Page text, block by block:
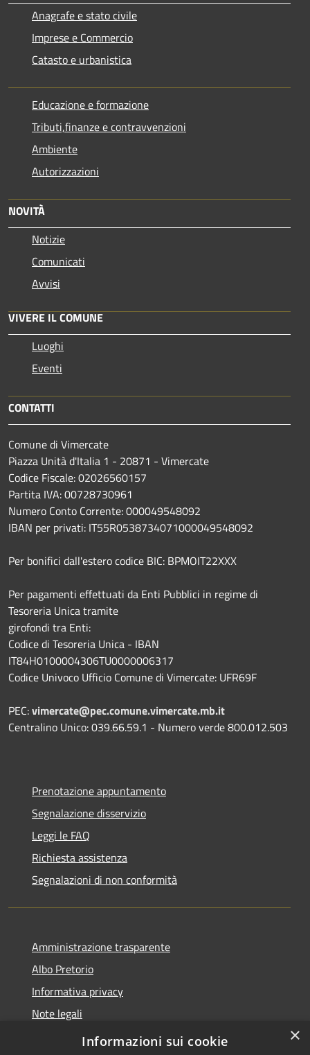
Anagrafe e stato civile
Imprese e Commercio
Catasto e urbanistica
Educazione e formazione
Tributi,finanze e contravvenzioni
Ambiente
Autorizzazioni
NOVITÀ
Notizie
Comunicati
Avvisi
VIVERE IL COMUNE
Luoghi
Eventi
CONTATTI
Comune di Vimercate
Piazza Unità d'Italia 1 - 20871 - Vimercate
Codice Fiscale: 02026560157
Partita IVA: 00728730961
Numero Conto Corrente: 000049548092
IBAN per privati: IT55R0538734071000049548092
Per bonifici dall'estero codice BIC: BPMOIT22XXX
Per pagamenti effettuati da Enti Pubblici in regime di
Tesoreria Unica tramite
girofondi tra Enti:
Codice di Tesoreria Unica - IBAN
IT84H0100004306TU0000006317
Codice Univoco Ufficio Comune di Vimercate: UFR69F
PEC:vimercate@pec.comune.vimercate.mb.it
Centralino Unico: 039.66.59.1 - Numero verde 800.012.503
Prenotazione appuntamento
Segnalazione disservizio
Leggi le FAQ
Richiesta assistenza
Segnalazioni di non conformità
Amministrazione trasparente
Albo Pretorio
Informativa privacy
Note legali
Dichiarazione di accessibilità
×
Informazioni sui cookie